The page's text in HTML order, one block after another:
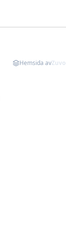
Hemsida avZuvo